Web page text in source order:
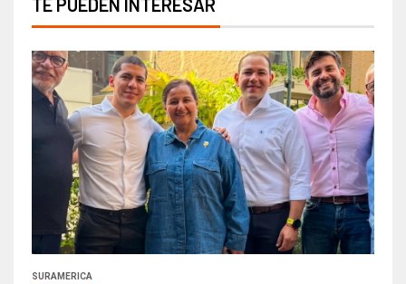
TE PUEDEN INTERESAR
SURAMERICA